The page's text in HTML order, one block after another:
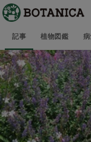
記事 植物図鑑